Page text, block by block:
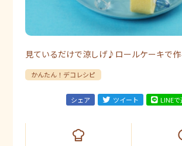
見ているだけで涼しげ♪ロールケーキで作
かんたん！デコレシピ
シェア ツイート LINEで